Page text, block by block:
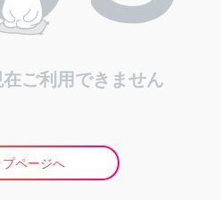
ご利用できません